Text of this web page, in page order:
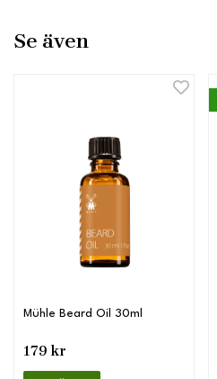
Se även
Mühle Beard Oil 30ml
179 kr